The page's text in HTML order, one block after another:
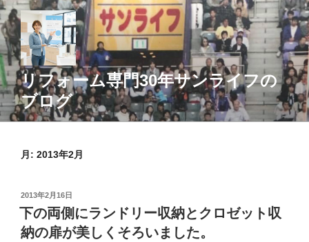
コ
ン
テ
ン
ツ
へ
ス
キ
リフォーム専門30年サンライフの
ブログ
月: 2013年2月
投
稿
日:
2013年2月16日
下の両側にランドリー収納とクロゼット収
納の扉が美しくそろいました。